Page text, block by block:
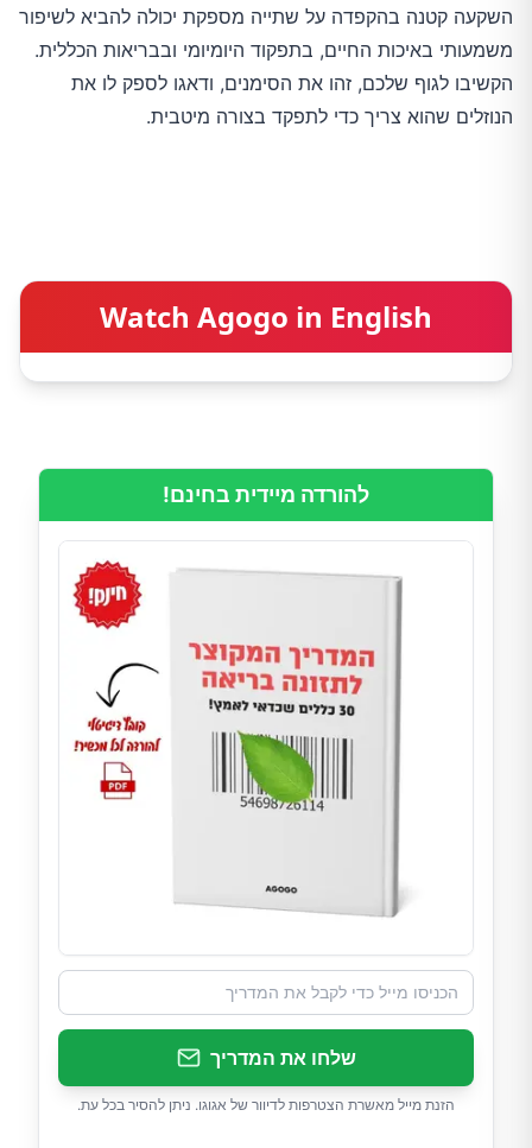
השקעה קטנה בהקפדה על שתייה מספקת יכולה להביא לשיפור
משמעותי באיכות החיים, בתפקוד היומיומי ובבריאות הכללית.
הקשיבו לגוף שלכם, זהו את הסימנים, ודאגו לספק לו את
הנוזלים שהוא צריך כדי לתפקד בצורה מיטבית.
Watch Agogo in English
להורדה מיידית בחינם!
שלחו את המדריך
הזנת מייל מאשרת הצטרפות לדיוור של אגוגו. ניתן להסיר בכל עת.